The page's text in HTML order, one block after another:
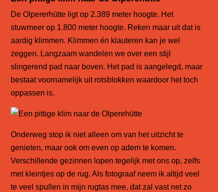
De Olpererhütte ligt op 2.389 meter hoogte. Het
stuwmeer op 1.800 meter hoogte. Reken maar uit dat is
aardig klimmen. Klimmen én klauteren kan je wel
zeggen. Langzaam wandelen we over een stijl
slingerend pad naar boven. Het pad is aangelegd, maar
bestaat voornamelijk uit rotsblokken waardoor het toch
oppassen is.
Onderweg stop ik niet alleen om van het uitzicht te
genieten, maar ook om even op adem te komen.
Verschillende gezinnen lopen tegelijk met ons op, zelfs
met kleintjes op de rug. Als fotograaf neem ik altijd veel
te veel spullen in mijn rugtas mee, dat zal vast net zo